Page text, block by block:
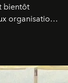
bientôt
organisations